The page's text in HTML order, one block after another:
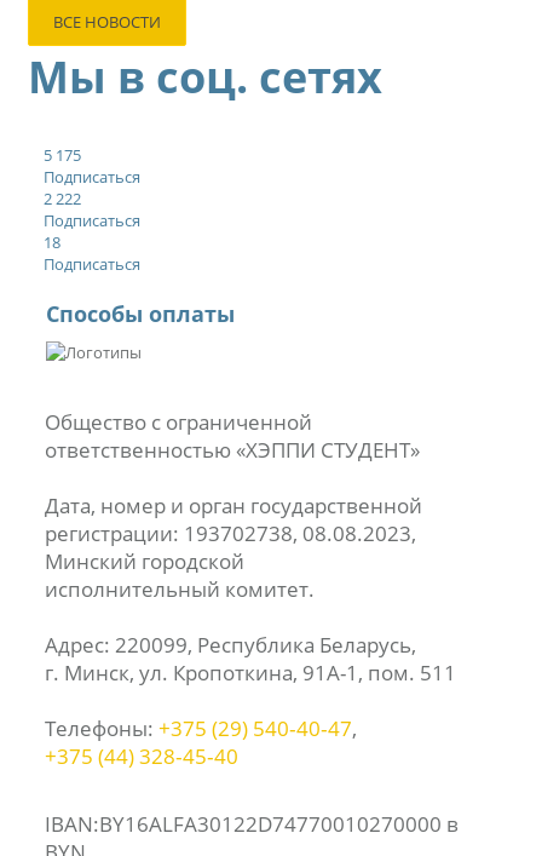
ВСЕ НОВОСТИ
Мы в соц. сетях
5 175
Подписаться
2 222
Подписаться
18
Подписаться
Способы оплаты
Общество с ограниченной
ответственностью «ХЭППИ СТУДЕНТ»
Дата, номер и орган государственной
регистрации: 193702738, 08.08.2023,
Минский городской
исполнительный комитет.
Адрес: 220099, Республика Беларусь,
г. Минск, ул. Кропоткина, 91А-1, пом. 511
Телефоны: +375 (29) 540‑40‑47,
+375 (44) 328‑45‑40
IBAN:BY16ALFA30122D74770010270000 в